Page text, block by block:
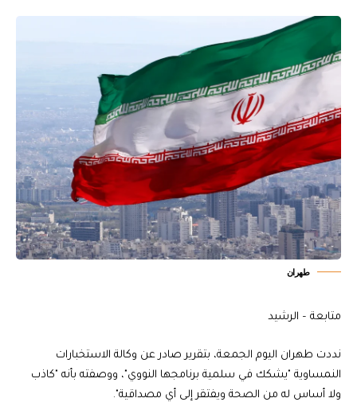
طهران
متابعة – الرشيد
نددت طهران اليوم الجمعة، بتقرير صادر عن وكالة الاستخبارات
النمساوية "يشكك في سلمية برنامجها النووي"، ووصفته بأنه "كاذب
ولا أساس له من الصحة ويفتقر إلى أي مصداقية".